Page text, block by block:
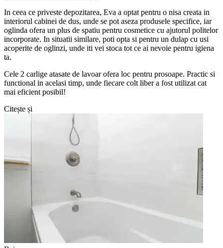
In ceea ce priveste depozitarea, Eva a optat pentru o nisa creata in
interiorul cabinei de dus, unde se pot aseza produsele specifice, iar
oglinda ofera un plus de spatiu pentru cosmetice cu ajutorul politelor
incorporate. In situatii similare, poti opta si pentru un dulap cu usi
acoperite de oglinzi, unde iti vei stoca tot ce ai nevoie pentru igiena
ta.
Cele 2 carlige atasate de lavoar ofera loc pentru prosoape. Practic si
functional in acelasi timp, unde fiecare colt liber a fost utilizat cat
mai eficient posibil!
Citește și